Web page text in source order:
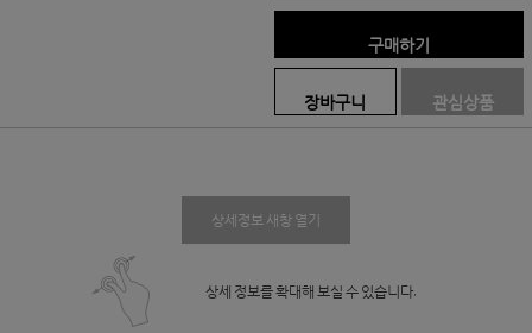
구매하기
장바구니 관심상품
상세정보 새창 열기
상세 정보를 확대해 보실 수 있습니다.